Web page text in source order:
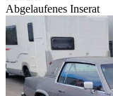
Abgelaufenes Inserat